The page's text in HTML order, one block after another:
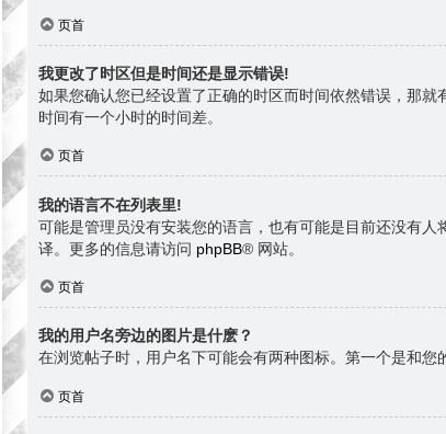
页首
我更改了时区但是时间还是显示错误!
如果您确认您已经设置了正确的时区而时间依然错误，那
时间有一个小时的时间差。
页首
我的语言不在列表里!
可能是管理员没有安装您的语言，也有可能是目前还没有
译。更多的信息请访问 phpBB® 网站。
页首
我的用户名旁边的图片是什麽？
在浏览帖子时，用户名下可能会有两种图标。第一个是和
页首